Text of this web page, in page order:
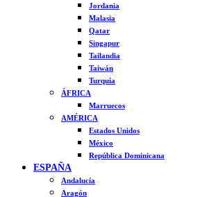
Jordania
Malasia
Qatar
Singapur
Tailandia
Taiwán
Turquía
ÁFRICA
Marruecos
AMÉRICA
Estados Unidos
México
República Dominicana
ESPAÑA
Andalucía
Aragón